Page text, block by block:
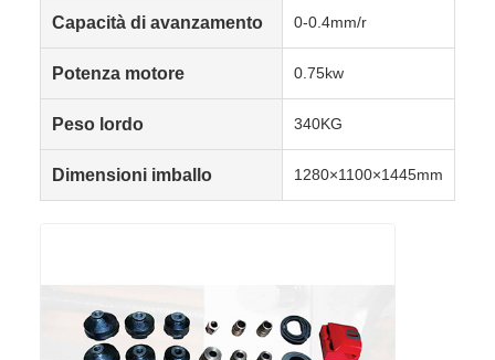
Capacità di avanzamento 0-0.4mm/r
Potenza motore 0.75kw
Peso lordo 340KG
Dimensioni imballo 1280×1100×1445mm